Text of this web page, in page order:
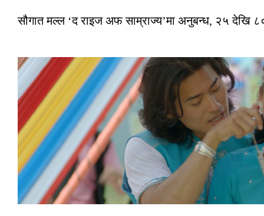
सौगात मल्ल ‘द राइज अफ साम्राज्य’मा अनुबन्ध, २५ देखि